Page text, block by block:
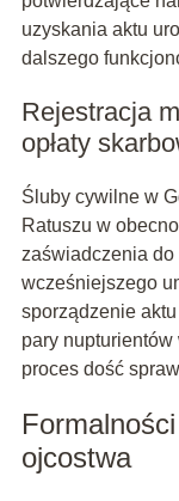
uzyskania aktu
dalszego
Rejestracja
opłaty
Śluby cywilne w
Ratuszu w
zaświadczenia
wcześniejszego
sporządzenie aktu
pary nupturientów
proces dość
ojcostwa